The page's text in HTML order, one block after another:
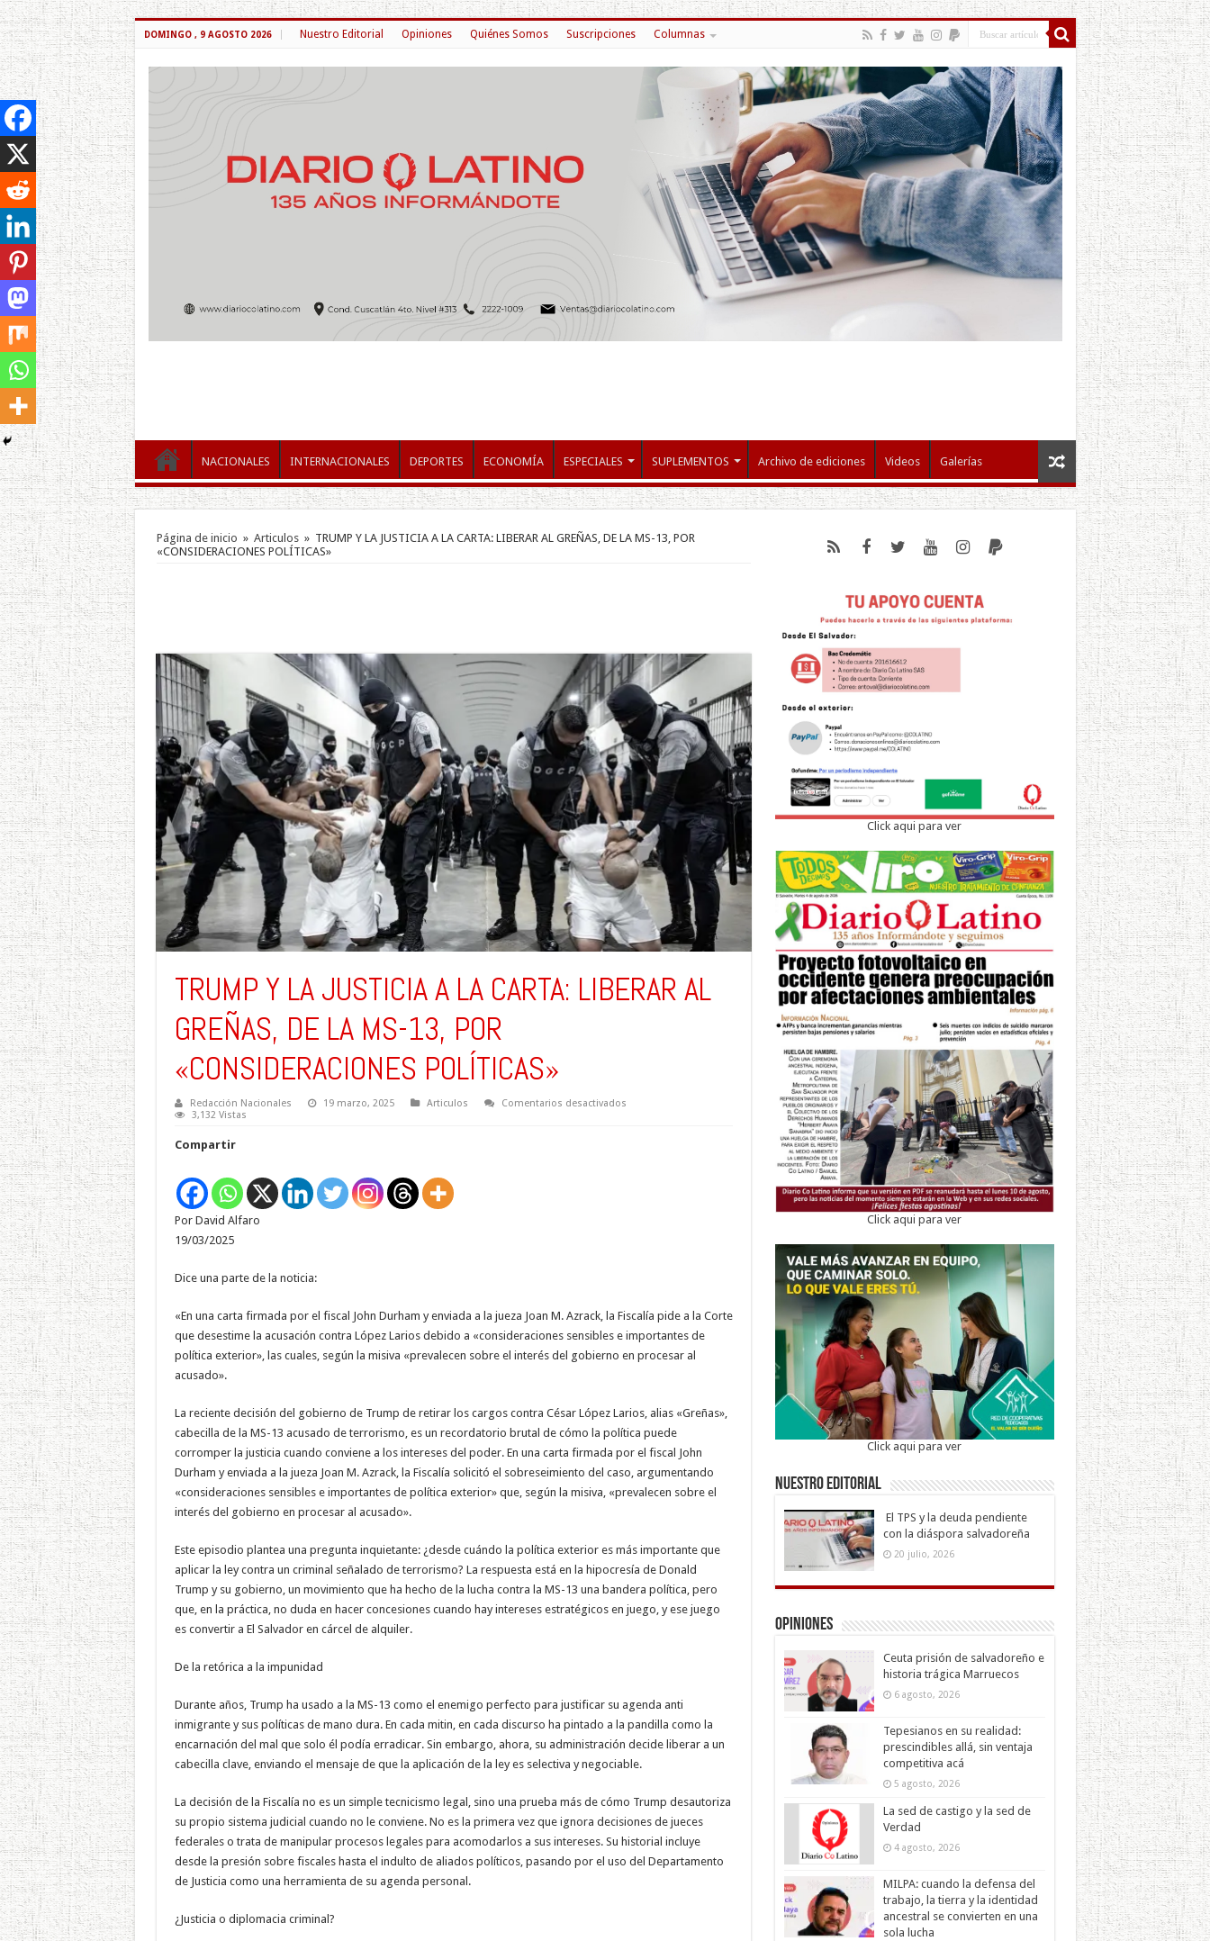
DOMINGO , 9 AGOSTO 2026 Nuestro Editorial Opiniones Quiénes Somos Suscripciones Columnas
NACIONALES INTERNACIONALES DEPORTES ECONOMÍA ESPECIALES SUPLEMENTOS Archivo de ediciones Videos Galerías
Página de inicio » Articulos » TRUMP Y LA JUSTICIA A LA CARTA: LIBERAR AL GREÑAS, DE LA MS-13, POR
«CONSIDERACIONES POLÍTICAS»
TRUMP Y LA JUSTICIA A LA CARTA: LIBERAR AL
GREÑAS, DE LA MS-13, POR
«CONSIDERACIONES POLÍTICAS»
Redacción Nacionales 19 marzo, 2025 Articulos Comentarios desactivadosen
3,132 Vistas
Compartir
Por David Alfaro
19/03/2025
Dice una parte de la noticia:
«En una carta firmada por el fiscal John Durham y enviada a la jueza Joan M. Azrack, la Fiscalía pide a la Corte
que desestime la acusación contra López Larios debido a «consideraciones sensibles e importantes de
política exterior», las cuales, según la misiva «prevalecen sobre el interés del gobierno en procesar al
acusado».
La reciente decisión del gobierno de Trump de retirar los cargos contra César López Larios, alias «Greñas»,
cabecilla de la MS-13 acusado de terrorismo, es un recordatorio brutal de cómo la política puede
corromper la justicia cuando conviene a los intereses del poder. En una carta firmada por el fiscal John
Durham y enviada a la jueza Joan M. Azrack, la Fiscalía solicitó el sobreseimiento del caso, argumentando
«consideraciones sensibles e importantes de política exterior» que, según la misiva, «prevalecen sobre el
interés del gobierno en procesar al acusado».
Este episodio plantea una pregunta inquietante: ¿desde cuándo la política exterior es más importante que
aplicar la ley contra un criminal señalado de terrorismo? La respuesta está en la hipocresía de Donald
Trump y su gobierno, un movimiento que ha hecho de la lucha contra la MS-13 una bandera política, pero
que, en la práctica, no duda en hacer concesiones cuando hay intereses estratégicos en juego, y ese juego
es convertir a El Salvador en cárcel de alquiler.
De la retórica a la impunidad
Durante años, Trump ha usado a la MS-13 como el enemigo perfecto para justificar su agenda anti
inmigrante y sus políticas de mano dura. En cada mitin, en cada discurso ha pintado a la pandilla como la
encarnación del mal que solo él podía erradicar. Sin embargo, ahora, su administración decide liberar a un
cabecilla clave, enviando el mensaje de que la aplicación de la ley es selectiva y negociable.
La decisión de la Fiscalía no es un simple tecnicismo legal, sino una prueba más de cómo Trump desautoriza
su propio sistema judicial cuando no le conviene. No es la primera vez que ignora decisiones de jueces
federales o trata de manipular procesos legales para acomodarlos a sus intereses. Su historial incluye
desde la presión sobre fiscales hasta el indulto de aliados políticos, pasando por el uso del Departamento
de Justicia como una herramienta de su agenda personal.
¿Justicia o diplomacia criminal?
Click aqui para ver
Click aqui para ver
Click aqui para ver
Nuestro Editorial
El TPS y la deuda pendiente
con la diáspora salvadoreña
20 julio, 2026
Opiniones
Ceuta prisión de salvadoreño e
historia trágica Marruecos
6 agosto, 2026
Tepesianos en su realidad:
prescindibles allá, sin ventaja
competitiva acá
5 agosto, 2026
La sed de castigo y la sed de
Verdad
4 agosto, 2026
MILPA: cuando la defensa del
trabajo, la tierra y la identidad
ancestral se convierten en una
sola lucha